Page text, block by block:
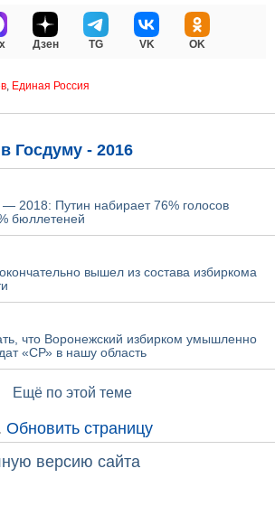
Дзен TG VK OK
, Единая Россия
Госдуму - 2016
2018: Путин набирает 76% голосов
бюллетеней
вышел из состава избиркома
что Воронежский избирком умышленно
«СР» в нашу область
Ещё по этой теме
Обновить страницу
версию сайта